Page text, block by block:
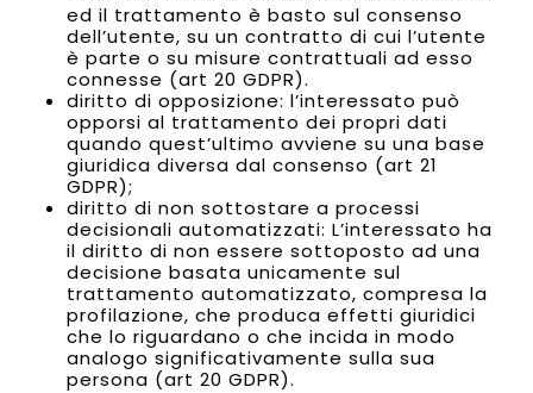
ed il trattamento è basto sul consenso
dell’utente, su un contratto di cui l’utente
è parte o su misure contrattuali ad esso
connesse (art 20 GDPR).
diritto di opposizione: l’interessato può
opporsi al trattamento dei propri dati
quando quest’ultimo avviene su una base
giuridica diversa dal consenso (art 21
GDPR);
diritto di non sottostare a processi
decisionali automatizzati: L’interessato ha
il diritto di non essere sottoposto ad una
decisione basata unicamente sul
trattamento automatizzato, compresa la
profilazione, che produca effetti giuridici
che lo riguardano o che incida in modo
analogo significativamente sulla sua
persona (art 20 GDPR).